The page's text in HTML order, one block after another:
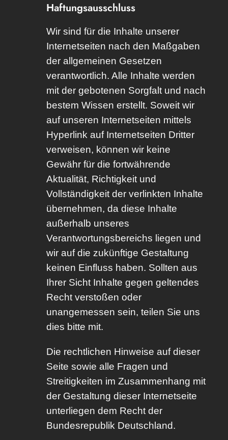
Haftungsausschluss
Wir sind für die Inhalte unserer
Internetseiten nach den Maßgaben
der allgemeinen Gesetzen
verantwortlich. Alle Inhalte werden
mit der gebotenen Sorgfalt und nach
bestem Wissen erstellt. Soweit wir
auf unseren Internetseiten mittels
Hyperlink auf Internetseiten Dritter
verweisen, können wir keine
Gewähr für die fortwährende
Aktualität, Richtigkeit und
Vollständigkeit der verlinkten Inhalte
übernehmen, da diese Inhalte
außerhalb unseres
Verantwortungsbereichs liegen und
wir auf die zukünftige Gestaltung
keinen Einfluss haben. Sollten aus
Ihrer Sicht Inhalte gegen geltendes
Recht verstoßen oder
unangemessen sein, teilen Sie uns
dies bitte mit.
Die rechtlichen Hinweise auf dieser
Seite sowie alle Fragen und
Streitigkeiten im Zusammenhang mit
der Gestaltung dieser Internetseite
unterliegen dem Recht der
Bundesrepublik Deutschland.